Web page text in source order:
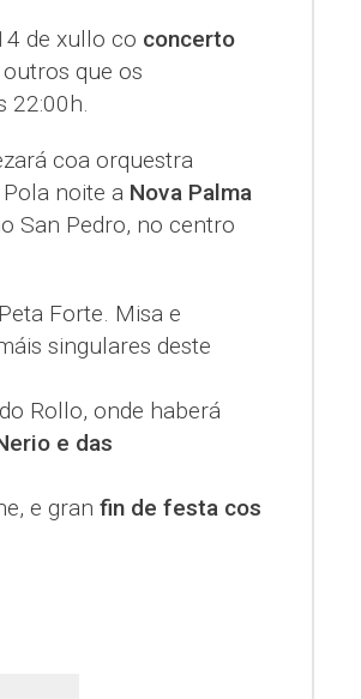
de xullo co concerto
que os
22:00h.
coa orquestra
noite aNova Palma
San Pedro, no centro
Forte. Misa e
singulares deste
Rollo, onde haberá
e das
e gran fin de festa cos